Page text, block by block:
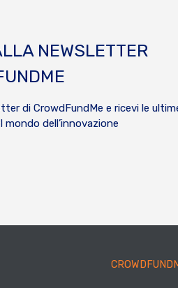
NEWSLETTER
di CrowdFundMe e ricevi le
mondo dell’innovazione